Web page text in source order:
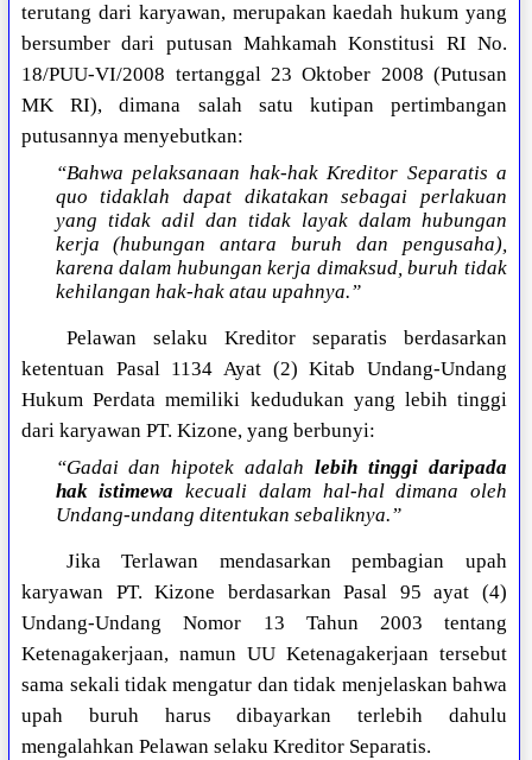
terutang dari karyawan, merupakan kaedah hukum yang
bersumber dari putusan Mahkamah Konstitusi RI No.
18/PUU-VI/2008 tertanggal 23 Oktober 2008 (Putusan
MK RI), dimana salah satu kutipan pertimbangan
putusannya menyebutkan:
“Bahwa pelaksanaan hak-hak Kreditor Separatis a
quo tidaklah dapat dikatakan sebagai perlakuan
yang tidak adil dan tidak layak dalam hubungan
kerja (hubungan antara buruh dan pengusaha),
karena dalam hubungan kerja dimaksud, buruh tidak
kehilangan hak-hak atau upahnya.”
Pelawan selaku Kreditor separatis berdasarkan
ketentuan Pasal 1134 Ayat (2) Kitab Undang-Undang
Hukum Perdata memiliki kedudukan yang lebih tinggi
dari karyawan PT. Kizone, yang berbunyi:
“Gadai dan hipotek adalahlebih tinggi daripada
hak istimewa kecuali dalam hal-hal dimana oleh
Undang-undang ditentukan sebaliknya.”
Jika Terlawan mendasarkan pembagian upah
karyawan PT. Kizone berdasarkan Pasal 95 ayat (4)
Undang-Undang Nomor 13 Tahun 2003 tentang
Ketenagakerjaan, namun UU Ketenagakerjaan tersebut
sama sekali tidak mengatur dan tidak menjelaskan bahwa
upah buruh harus dibayarkan terlebih dahulu
mengalahkan Pelawan selaku Kreditor Separatis.